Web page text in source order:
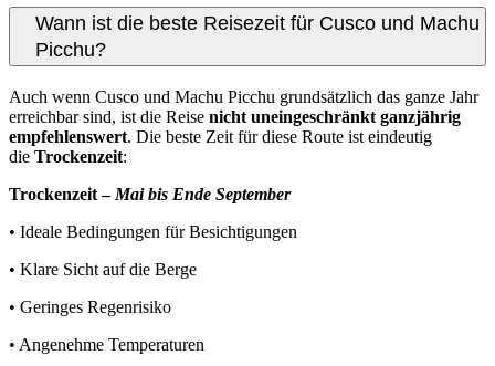
Wann ist die beste Reisezeit für Cusco und Machu
Picchu?
Auch wenn Cusco und Machu Picchu grundsätzlich das ganze Jahr
erreichbar sind, ist die Reise nicht uneingeschränkt ganzjährig
empfehlenswert. Die beste Zeit für diese Route ist eindeutig
die Trockenzeit:
Trockenzeit – Mai bis Ende September
• Ideale Bedingungen für Besichtigungen
• Klare Sicht auf die Berge
• Geringes Regenrisiko
• Angenehme Temperaturen